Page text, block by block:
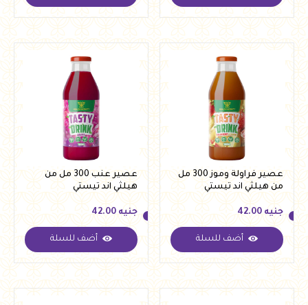
عصير فراولة وموز 300 مل
من هيلثي اند تيستي
جنيه
جنيه 42.00
أضف للسلة
عصير عنب 300 مل من
هيلثي اند تيستي
جنيه
جنيه 42.00
أضف للسلة